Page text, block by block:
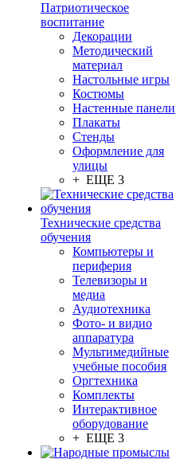
Патриотическое
воспитание
Декорации
Методический
материал
Настольные игры
Костюмы
Настенные панели
Плакаты
Стенды
Оформление для
улицы
+ ЕЩЕ 3
Технические средства
обучения
Компьютеры и
периферия
Телевизоры и
медиа
Аудиотехника
Фото- и видио
аппаратура
Мультимедийные
учебные пособия
Оргтехника
Комплекты
Интерактивное
оборудование
+ ЕЩЕ 3